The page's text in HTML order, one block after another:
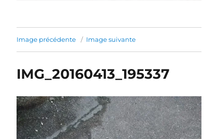
Image précédente Image suivante
IMG_20160413_195337